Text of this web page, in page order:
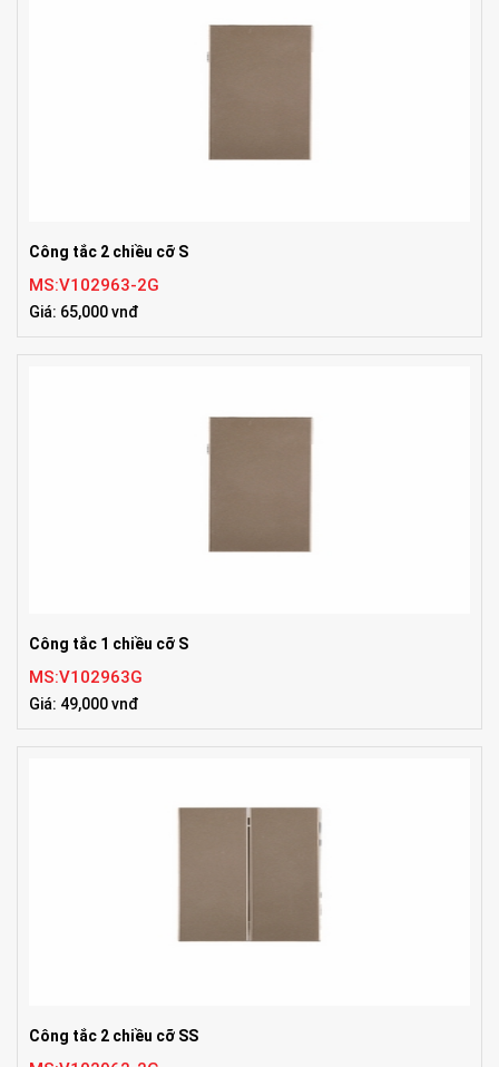
Công tắc 2 chiều cỡ S
MS:V102963-2G
Giá: 65,000 vnđ
Công tắc 1 chiều cỡ S
MS:V102963G
Giá: 49,000 vnđ
Công tắc 2 chiều cỡ SS